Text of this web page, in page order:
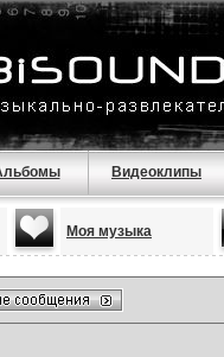
Видеоклипы
Моя музыка